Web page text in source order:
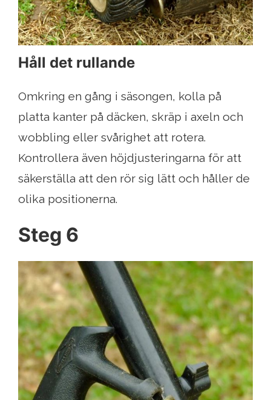
Håll det rullande
Omkring en gång i säsongen, kolla på
platta kanter på däcken, skräp i axeln och
wobbling eller svårighet att rotera.
Kontrollera även höjdjusteringarna för att
säkerställa att den rör sig lätt och håller de
olika positionerna.
Steg 6